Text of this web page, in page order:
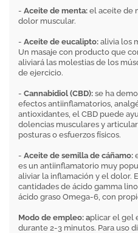
- Aceite de menta: el aceite de
dolor muscular.
- Aceite de eucalipto: alivia los
Un masaje con producto que
aliviará las molestias de los
de ejercicio.
- Cannabidiol (CBD): se ha
efectos antiinflamatorios,
antioxidantes, el CBD puede
dolencias musculares y
posturas o esfuerzos físicos.
- Aceite de semilla de cáñamo:
es un antiinflamatorio muy
aliviar la inflamación y el dolor.
cantidades de ácido gamma
ácido graso Omega-6, con
Modo de empleo: aplicar el gel
durante 2-3 minutos. Para uso